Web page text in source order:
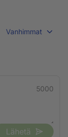
Vanhimmat
5000
Lähetä